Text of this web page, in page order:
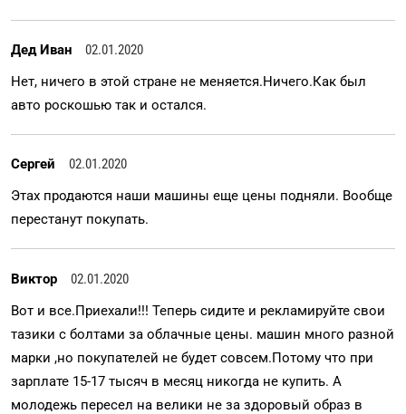
Дед Иван
02.01.2020
Нет, ничего в этой стране не меняется.Ничего.Как был
авто роскошью так и остался.
Сергей
02.01.2020
Этах продаются наши машины еще цены подняли. Вообще
перестанут покупать.
Виктор
02.01.2020
Вот и все.Приехали!!! Теперь сидите и рекламируйте свои
тазики с болтами за облачные цены. машин много разной
марки ,но покупателей не будет совсем.Потому что при
зарплате 15-17 тысяч в месяц никогда не купить. А
молодежь пересел на велики не за здоровый образ в